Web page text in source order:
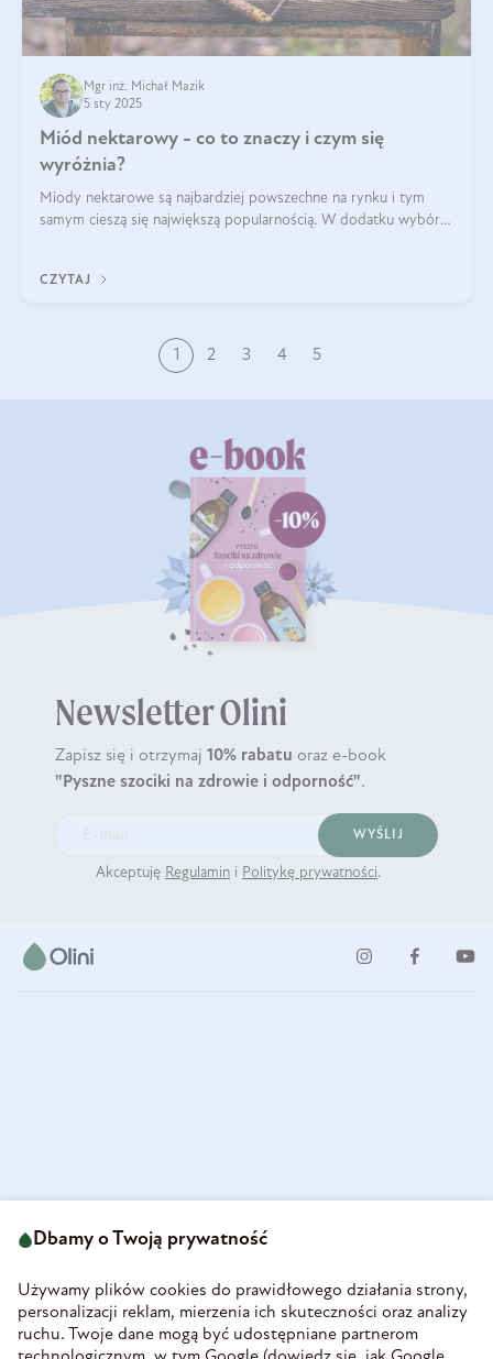
Mgr inż. Michał Mazik
5 sty 2025
Miód nektarowy - co to znaczy i czym się
wyróżnia?
Miody nektarowe są najbardziej powszechne na rynku i tym
samym cieszą się największą popularnością. W dodatku wybór
CZYTAJ
1 2 3 4 5
Newsletter Olini
Zapisz się i otrzymaj 10% rabatu oraz e-book
"Pyszne szociki na zdrowie i odporność".
WYŚLIJ
Akceptuję Regulamin i Politykę prywatności.
58-160 Świebodzice
REGON 890213034
INFORMACJE
Dbamy o Twoją prywatność
Używamy plików cookies do prawidłowego działania strony,
personalizacji reklam, mierzenia ich skuteczności oraz analizy
ruchu. Twoje dane mogą być udostępniane partnerom